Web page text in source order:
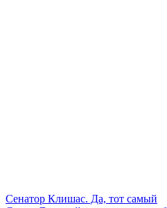
Сенатор Клишас. Да, тот самый